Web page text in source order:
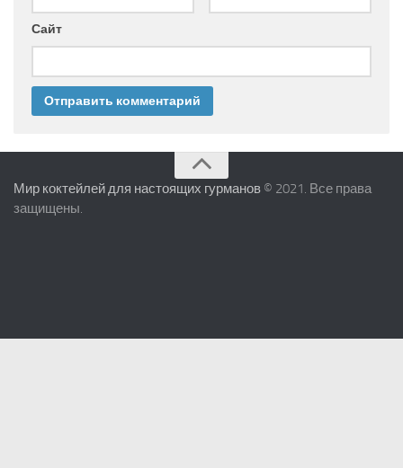
Сайт
Мир коктейлей для настоящих гурманов © 2021. Все права
защищены.